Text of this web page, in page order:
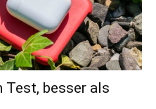
Test, besser als